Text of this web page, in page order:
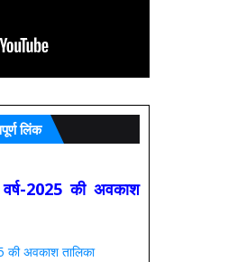
लिंक
2025 की अवकाश
की अवकाश तालिका